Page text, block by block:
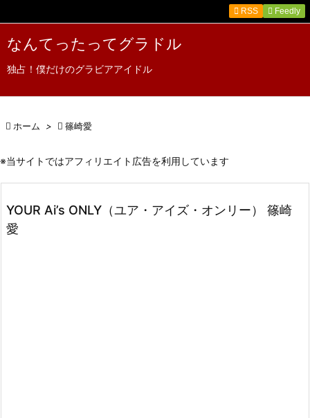
なんてったってグラドル
独占！僕だけのグラビアアイドル


 RSS Feedly
 ホーム >  篠崎愛
※当サイトではアフィリエイト広告を利用しています
YOUR Ai’s ONLY（ユア・アイズ・オンリー） 篠崎
愛